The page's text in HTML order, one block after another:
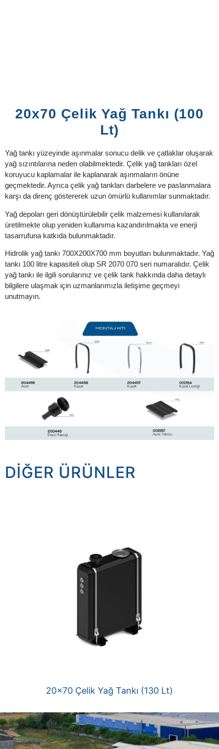
20x70 Çelik Yağ Tankı (100
Lt)
Yağ tankı yüzeyinde aşınmalar sonucu delik ve çatlaklar oluşarak
yağ sızıntılarına neden olabilmektedir. Çelik yağ tankları özel
koruyucu kaplamalar ile kaplanarak aşınmaların önüne
geçmektedir. Ayrıca çelik yağ tankları darbelere ve paslanmalara
karşı da direnç göstererek uzun ömürlü kullanımlar sunmaktadır.
Yağ depoları geri dönüştürülebilir çelik malzemesi kullanılarak
üretilmekte olup yeniden kullanıma kazandırılmakta ve enerji
tasarrufuna katkıda bulunmaktadır.
Hidrolik yağ tankı 700X200X700 mm boyutları bulunmaktadır. Yağ
tankı 100 litre kapasiteli olup SR 2070 070 seri numaralıdır. Çelik
yağ tankı ile ilgili sorularınız ve çelik tank hakkında daha detaylı
bilgilere ulaşmak için uzmanlarımızla iletişime geçmeyi
unutmayın.
DIĞER ÜRÜNLER
20×70 Çelik Yağ Tankı (130 Lt)